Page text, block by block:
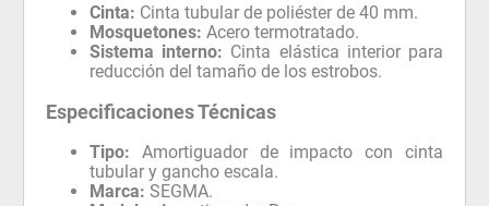
Cinta: Cinta tubular de poliéster de 40 mm.
Mosquetones: Acero termotratado.
Sistema interno: Cinta elástica interior para
reducción del tamaño de los estrobos.
Especificaciones Técnicas
Tipo: Amortiguador de impacto con cinta
tubular y gancho escala.
Marca: SEGMA.